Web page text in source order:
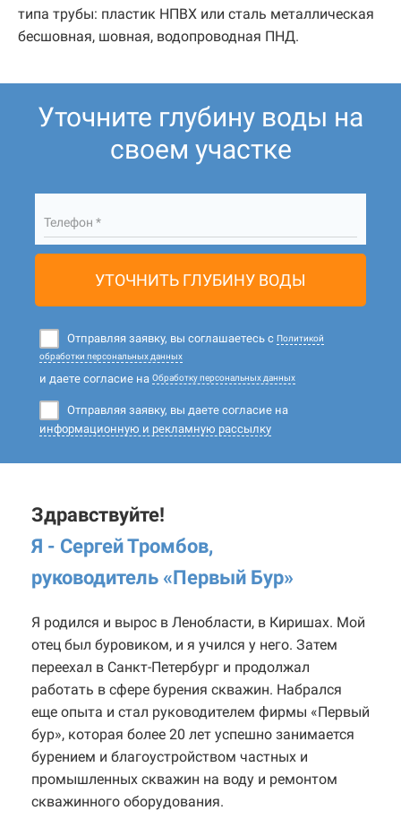
типа трубы: пластик НПВХ или сталь металлическая
бесшовная, шовная, водопроводная ПНД.
Уточните глубину воды на
своем участке
Телефон *
УТОЧНИТЬ ГЛУБИНУ ВОДЫ
Отправляя заявку, вы соглашаетесь с Политикой
обработки персональных данных
и даете согласие на Обработку персональных данных
Отправляя заявку, вы даете согласие на
информационную и рекламную рассылку
Здравствуйте!
Я - Сергей Тромбов,
руководитель «Первый Бур»
Я родился и вырос в Ленобласти, в Киришах. Мой
отец был буровиком, и я учился у него. Затем
переехал в Санкт-Петербург и продолжал
работать в сфере бурения скважин. Набрался
еще опыта и стал руководителем фирмы «Первый
бур», которая более 20 лет успешно занимается
бурением и благоустройством частных и
промышленных скважин на воду и ремонтом
скважинного оборудования.